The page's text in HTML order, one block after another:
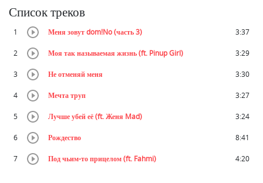
Список треков
1 Меня зовут dom!No (часть 3) 3:37
2 Моя так называемая жизнь (ft. Pinup Girl) 3:29
3 Не отменяй меня 3:30
4 Мечта труп 3:27
5 Лучше убей её (ft. Женя Mad) 3:24
6 Рождество 8:41
7 Под чьим-то прицелом (ft. Fahmi) 4:20